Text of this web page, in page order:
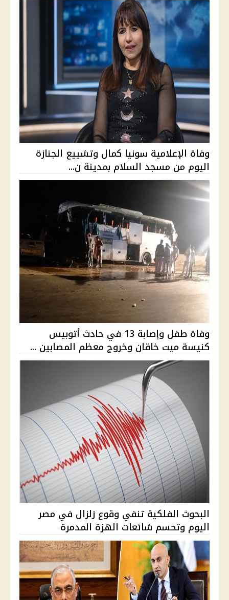
وفاة الإعلامية سونيا كمال وتشييع الجنازة
اليوم من مسجد السلام بمدينة ن...
وفاة طفل وإصابة 13 في حادث أتوبيس
كنيسة ميت خاقان وخروج معظم المصابين ...
البحوث الفلكية تنفي وقوع زلزال في مصر
اليوم وتحسم شائعات الهزة المدمرة